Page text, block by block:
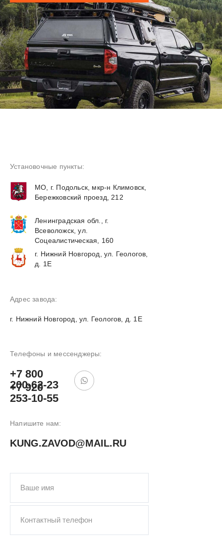
МО, г. Подольск, мкр-н Климовск,
Бережковский проезд, 212
Ленинградская обл., г.
Всеволожск, ул.
Соцеалистическая, 160
г. Нижний Новгород, ул. Геологов,
д. 1Е
г. Нижний Новгород, ул. Геологов, д. 1Е
Установочные пункты:
Телефоны и мессенджеры:
+7 800
200-62-23
+7 920
253-10-55
Напишите нам:
KUNG.ZAVOD@MAIL.RU
Адрес завода:
КУНГ